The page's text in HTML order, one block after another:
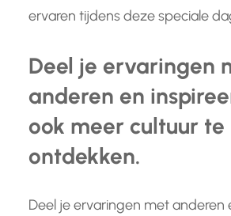
ervaren tijdens deze speciale
Deel je ervaringen
anderen en
ook meer cultuur te
ontdekken.
Deel je ervaringen met anderen